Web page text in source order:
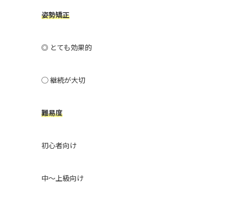
姿勢矯正
◎ とても効果的
◯ 継続が大切
難易度
初心者向け
中〜上級向け